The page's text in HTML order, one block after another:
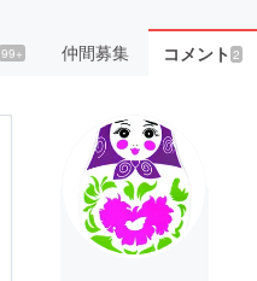
99+ 仲間募集 コメント 2